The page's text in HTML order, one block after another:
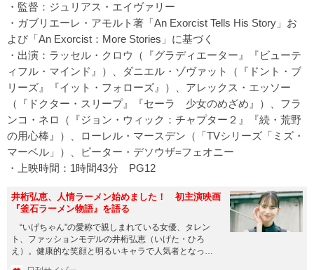
・監督：ジュリアス・エイヴァリー
・ガブリエーレ・アモルト著「An Exorcist Tells His Story」お
よび「An Exorcist：More Stories」に基づく
・出演：ラッセル・クロウ（『グラディエーター』『ビューテ
ィフル・マインド』）、ダニエル・ゾヴァット（『ドント・ブ
リーズ』『イット・フォローズ』）、アレックス・エッソー
（『ドクター・スリープ』『セーラ 少女のめざめ』）、フラ
ンコ・ネロ（『ジョン・ウィック：チャプター２』『続・荒野
の用心棒』）、ローレル・マースデン（「TVシリーズ「ミズ・
マーベル」）、ピーター・デソウザ=フェオニー
・上映時間：1時間43分 PG12
井桁弘恵、人情ラーメン始めました！ 初主演映画
『釜石ラーメン物語』を語る
“いげちゃん”の愛称で親しまれている女優、タレン
ト、ファッションモデルの井桁弘恵（いげた・ひろ
え）。健康的な笑顔と明るいキャラで人気者となって